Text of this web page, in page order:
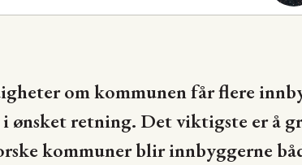
om kommunen får flere
ønsket retning. Det viktigste er å
kommuner blir innbyggerne